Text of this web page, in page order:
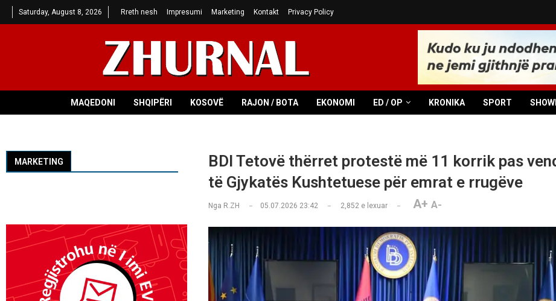
Saturday, August 8, 2026 Rreth nesh Impresumi Marketing Kontakt Privacy Policy
MAQEDONI SHQIPËRI KOSOVË RAJON / BOTA EKONOMI ED / OP KRONIKA SPORT
BDI Tetovë thërret protestë më 11 korrik pas
të Gjykatës Kushtetuese për emrat e rrugëve
Nga R.ZH 05.07.2026 23:42 2,852e lexuar A+ A-
MARKETING